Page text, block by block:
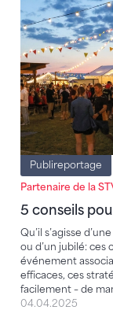
Publireportage
Partenaire de la
5 conseils
Qu’il s’agisse
ou d’un jubilé:
événement
efficaces, ces
facilement – de
04.04.2025